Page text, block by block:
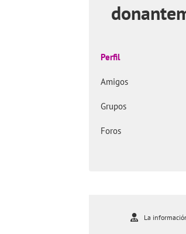
Perfil
Amigos
Grupos
Foros
La